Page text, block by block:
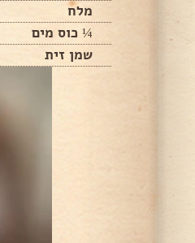
מלח
¼ כוס מים
שמן זית